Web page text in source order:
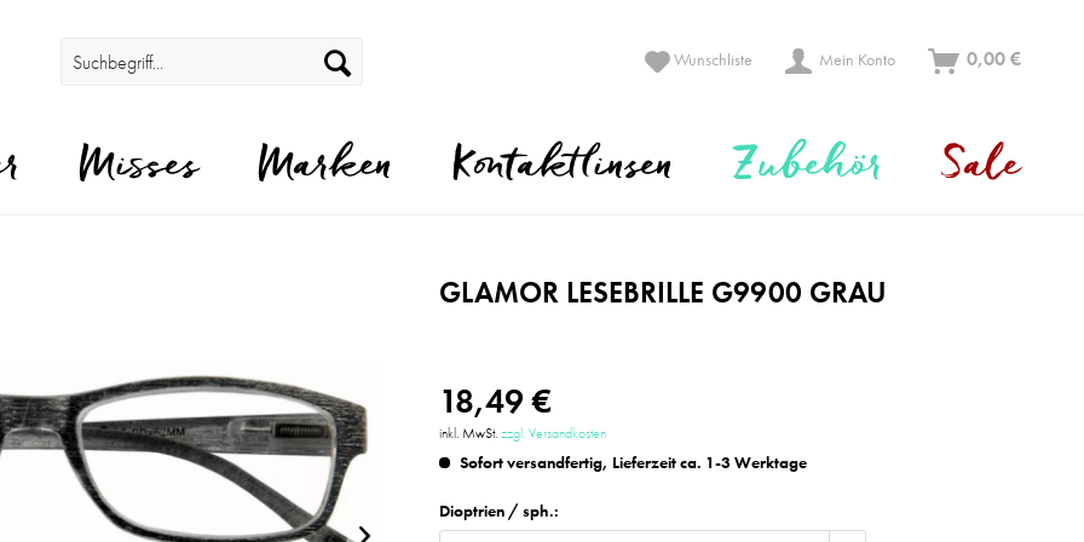
Wunschliste Mein Konto 0,00 €
Misses Marken Kontaktlinsen Zubehör Sale
GLAMOR LESEBRILLE G9900 GRAU
18,49 €
inkl. MwSt.zzgl. Versandkosten
Sofort versandfertig, Lieferzeit ca. 1-3 Werktage
Dioptrien / sph.: